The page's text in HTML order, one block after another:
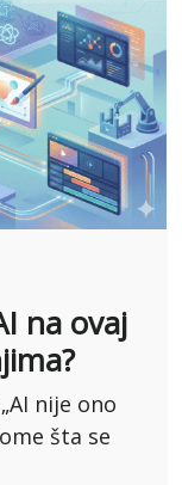
na ovaj
nije ono
šta se